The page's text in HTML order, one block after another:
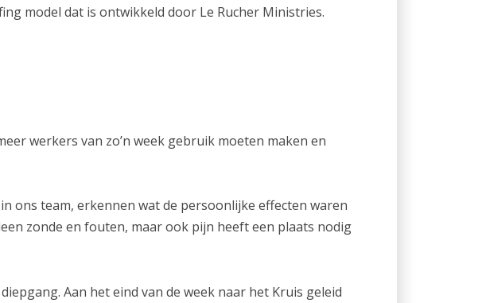
model dat is ontwikkeld door Le Rucher Ministries.
werkers van zo’n week gebruik moeten maken en
ons team, erkennen wat de persoonlijke effecten waren
zonde en fouten, maar ook pijn heeft een plaats nodig
Aan het eind van de week naar het Kruis geleid